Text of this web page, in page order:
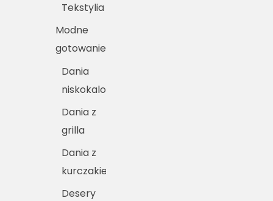
Tekstylia
Modne
gotowanie
Dania
niskokaloryczne
Dania z
grilla
Dania z
kurczakiem
Desery